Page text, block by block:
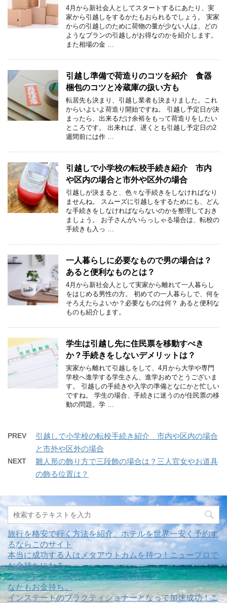
4月から新社会人としてスタートするにあたり、実
家から引越しをするかたもおられるでしょう。 実家
からの引越しのために荷物の量が少ない人は、どの
ようなプランの引越しがお得なのかを紹介します。
また相場の金 …
引越し準備で荷造りのコツを紹介 食器
梱包のコツと冷蔵庫の扱い方も
転居先も決まり、引越し業者も決まりました。これ
からいよいよ荷造り開始ですね。 引越し予定日が決
まったら、出来るだけ余裕をもって荷造りをしたい
ところです。 出来れば、遅くとも引越し予定日の2
週間前には作 …
引越しで小学校の転校手続き紹介 市内
や区内の場合と市外や区外の場合
引越しが決まると、色々な手続きをしなければなり
ませんね。 スムーズに引越しをするためにも、どん
な手続きをしなければならないのかを整理しておき
ましょう。 お子さんがいらっしゃる場合は、転校の
手続きも入っ …
一人暮らしに必要なもので男の場合は？
あると便利なものとは？
4月から新社会人として実家から離れて一人暮らし
をはじめる男性の方。 初めての一人暮らしで、何を
そろえたらよいか？必要なものは何？ あると便利な
ものも紹介します。
学生は引越し先に住民票を移動すべき
か？手続きをしないデメリットは？
実家から離れて引越しをして、4月から大学や専門
学校へ進学する学生さん、進学おめでとうございま
す。 引越しの手続きや入学の準備となにかと忙しい
ですね。 学生の場合、手続きに迷うのが住民票の移
動の問題。学 …
PREV
引越しで小学校の転校手続き紹介 市内や区内の場合
と市外や区外の場合
NEXT
雛人形の飾り方で三段飾の場合は？三人官女やお道具
の飾る位置は？
旅行を格安で行く方法を紹介。ホテルを世界一安く予約す
るならこのサイト
本当に成功する人はメタアウトカムを持つ！ニュープロで
お金持ちになる
シークレット！成功を引き寄せる方法は？ニュープロであ
なたもお金持ち。
インステートのプラクティショナーとなって加速成功！ニ